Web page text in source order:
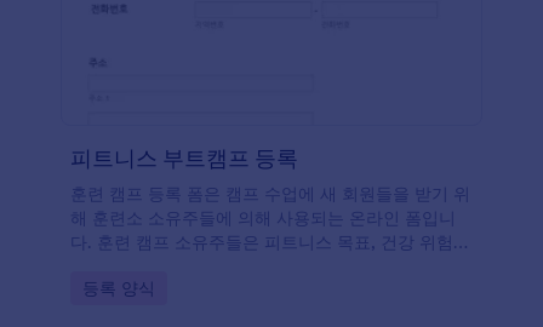
피트니스 부트캠프 등록
훈련 캠프 등록 폼은 캠프 수업에 새 회원들을 받기 위
해 훈련소 소유주들에 의해 사용되는 온라인 폼입니
다. 훈련 캠프 소유주들은 피트니스 목표, 건강 위험
정보를 수집하기 위해 등록 폼들을 사용할 수 있습니
Go to Category:
등록 양식